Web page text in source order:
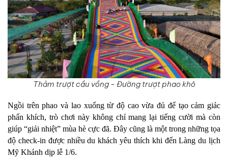
Thảm trượt cầu vồng - Đường trượt phao khô
Ngồi trên phao và lao xuống từ độ cao vừa đủ để tạo cảm giác
phấn khích, trò chơi này không chỉ mang lại tiếng cười mà còn
giúp “giải nhiệt” mùa hè cực đã. Đây cũng là một trong những tọa
độ check-in được nhiều du khách yêu thích khi đến Làng du lịch
Mỹ Khánh dịp lễ 1/6.